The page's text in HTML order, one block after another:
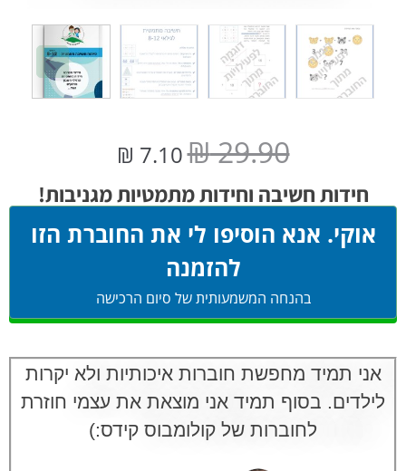
₪29.90
₪ 7.10
חידות חשיבה וחידות מתמטיות מגניבות!
אוקי. אנא הוסיפו לי את החוברת הזו
להזמנה
בהנחה המשמעותית של סיום הרכישה
אני תמיד מחפשת חוברות איכותיות ולא יקרות
לילדים. בסוף תמיד אני מוצאת את עצמי חוזרת
לחוברות של קולומבוס קידס:)